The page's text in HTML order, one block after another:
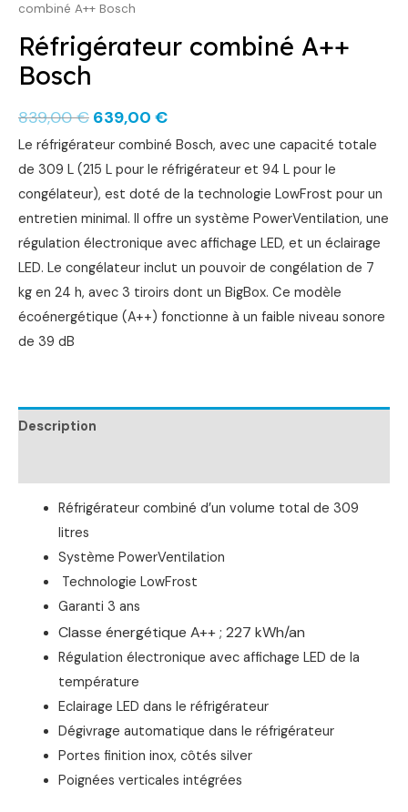
combiné A++ Bosch
Réfrigérateur combiné A++
Bosch
839,00€ 639,00 €
Le réfrigérateur combiné Bosch, avec une capacité totale
de 309 L (215 L pour le réfrigérateur et 94 L pour le
congélateur), est doté de la technologie LowFrost pour un
entretien minimal. Il offre un système PowerVentilation, une
régulation électronique avec affichage LED, et un éclairage
LED. Le congélateur inclut un pouvoir de congélation de 7
kg en 24 h, avec 3 tiroirs dont un BigBox. Ce modèle
écoénergétique (A++) fonctionne à un faible niveau sonore
de 39 dB
Description
Réfrigérateur combiné d’un volume total de 309
litres
Système PowerVentilation
Technologie LowFrost
Garanti 3 ans
Classe énergétique A++ ; 227 kWh/an
Régulation électronique avec affichage LED de la
température
Eclairage LED dans le réfrigérateur
Dégivrage automatique dans le réfrigérateur
Portes finition inox, côtés silver
Poignées verticales intégrées